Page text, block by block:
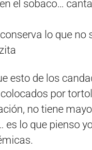
el sobaco…
lo que no
esto de los
por
no tiene
es lo que pienso